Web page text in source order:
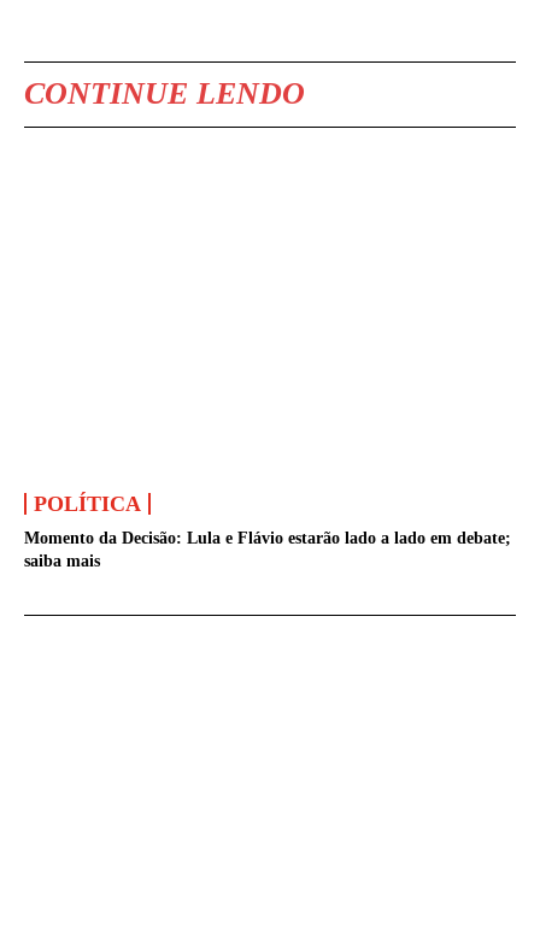
CONTINUE LENDO
POLÍTICA
Momento da Decisão: Lula e Flávio estarão lado a lado em debate;
saiba mais